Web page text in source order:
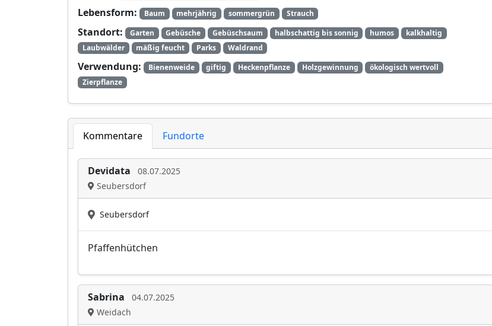
Lebensform: Baum mehrjährig sommergrün Strauch
Standort: Garten Gebüsche Gebüschsaum halbschattig bis sonnig humos
kalkhaltig
Laubwälder
mäßig feucht Parks Waldrand
Verwendung: Bienenweide giftig Heckenpflanze Holzgewinnung
ökologisch wertvoll
Zierpflanze
Kommentare Fundorte
Devidata
08.07.2025
Seubersdorf
Seubersdorf
Pfaffenhütchen
Sabrina
04.07.2025
Weidach